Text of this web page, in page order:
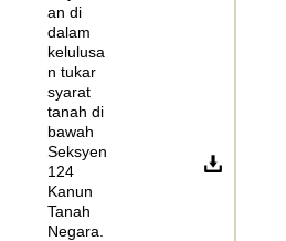
an di
dalam
kelulusa
n tukar
syarat
tanah di
bawah
Seksyen
124
Kanun
Tanah
Negara.